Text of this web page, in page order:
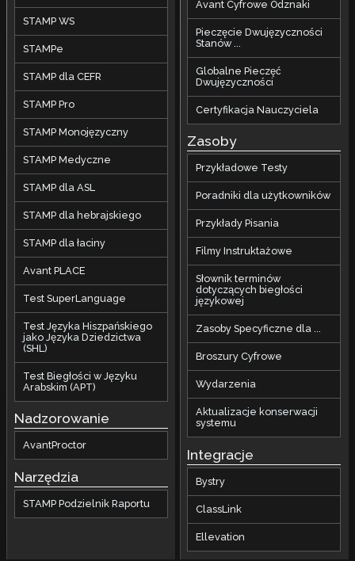
STAMP WS
STAMPe
STAMP dla CEFR
STAMP Pro
STAMP Monojęzyczny
STAMP Medyczne
STAMP dla ASL
STAMP dla hebrajskiego
STAMP dla łaciny
Avant PLACE
Test SuperLanguage
Test Języka Hiszpańskiego
jako Języka Dziedzictwa
(SHL)
Test Biegłości w Języku
Arabskim (APT)
Nadzorowanie
AvantProctor
Narzędzia
STAMP Podzielnik Raportu
Avant Cyfrowe Odznaki
Pieczęcie Dwujęzyczności
Stanów ...
Globalne Pieczęć
Dwujęzyczności
Certyfikacja Nauczyciela
Zasoby
Przykładowe Testy
Poradniki dla użytkowników
Przykłady Pisania
Filmy Instruktażowe
Słownik terminów
dotyczących biegłości
językowej
Zasoby Specyficzne dla ...
Broszury Cyfrowe
Wydarzenia
Aktualizacje konserwacji
systemu
Integracje
Bystry
ClassLink
Ellevation